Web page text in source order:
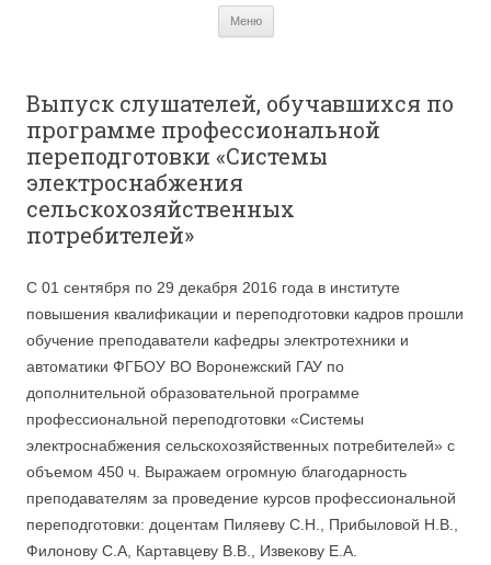
Меню
Выпуск слушателей, обучавшихся по
программе профессиональной
переподготовки «Системы
электроснабжения
сельскохозяйственных
потребителей»
С 01 сентября по 29 декабря 2016 года в институте
повышения квалификации и переподготовки кадров прошли
обучение преподаватели кафедры электротехники и
автоматики ФГБОУ ВО Воронежский ГАУ по
дополнительной образовательной программе
профессиональной переподготовки «Системы
электроснабжения сельскохозяйственных потребителей» с
объемом 450 ч. Выражаем огромную благодарность
преподавателям за проведение курсов профессиональной
переподготовки: доцентам Пиляеву С.Н., Прибыловой Н.В.,
Филонову С.А, Картавцеву В.В., Извекову Е.А.